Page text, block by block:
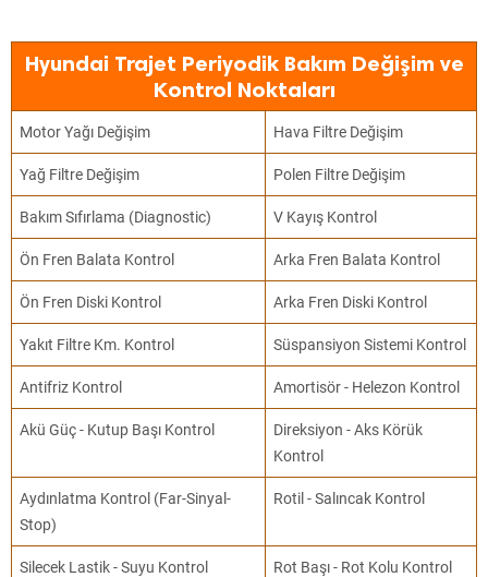
Hyundai Trajet Periyodik Bakım Değişim ve
Kontrol Noktaları
Motor Yağı Değişim Hava Filtre Değişim
Yağ Filtre Değişim Polen Filtre Değişim
Bakım Sıfırlama (Diagnostic) V Kayış Kontrol
Ön Fren Balata Kontrol Arka Fren Balata Kontrol
Ön Fren Diski Kontrol Arka Fren Diski Kontrol
Yakıt Filtre Km. Kontrol Süspansiyon Sistemi Kontrol
Antifriz Kontrol Amortisör - Helezon Kontrol
Akü Güç - Kutup Başı Kontrol
Direksiyon - Aks Körük
Kontrol
Aydınlatma Kontrol (Far-Sinyal-
Stop)
Rotil - Salıncak Kontrol
Silecek Lastik - Suyu Kontrol Rot Başı - Rot Kolu Kontrol